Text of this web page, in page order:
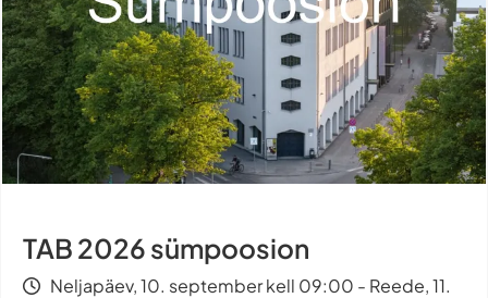
TAB 2026 sümpoosion
Neljapäev, 10. september kell 09:00 - Reede, 11.